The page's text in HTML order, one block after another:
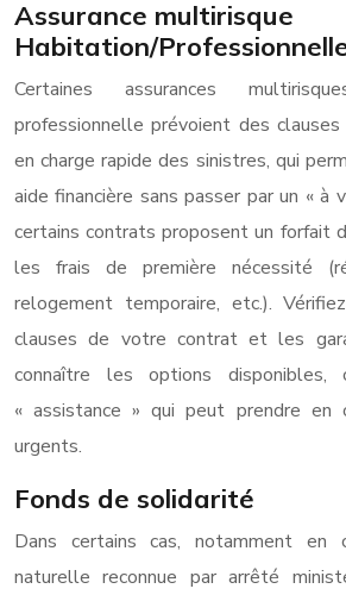
Assurance multirisque
Habitation/
Certaines assurances
professionnelle prévoient des
en charge rapide des sinistres, qui
aide financière sans passer par un « à
certains contrats proposent un forfait
les frais de première nécessité
relogement temporaire, etc.).
clauses de votre contrat et les
connaître les options disponibles,
« assistance » qui peut prendre en
urgents.
Fonds de solidarité
Dans certains cas, notamment en
naturelle reconnue par arrêté